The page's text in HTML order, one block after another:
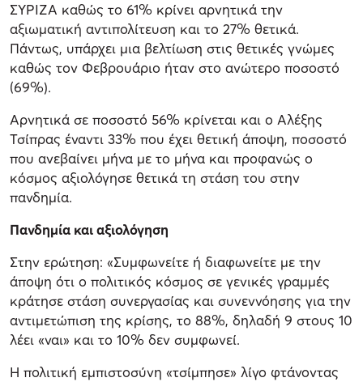
ΣΥΡΙΖΑ καθώς το 61% κρίνει αρνητικά την
αξιωματική αντιπολίτευση και το 27% θετικά.
Πάντως, υπάρχει μια βελτίωση στις θετικές γνώμες
καθώς τον Φεβρουάριο ήταν στο ανώτερο ποσοστό
(69%).
Αρνητικά σε ποσοστό 56% κρίνεται και ο Αλέξης
Τσίπρας έναντι 33% που έχει θετική άποψη, ποσοστό
που ανεβαίνει μήνα με το μήνα και προφανώς ο
κόσμος αξιολόγησε θετικά τη στάση του στην
πανδημία.
Πανδημία και αξιολόγηση
Στην ερώτηση: «Συμφωνείτε ή διαφωνείτε με την
άποψη ότι ο πολιτικός κόσμος σε γενικές γραμμές
κράτησε στάση συνεργασίας και συνεννόησης για την
αντιμετώπιση της κρίσης, το 88%, δηλαδή 9 στους 10
λέει «ναι» και το 10% δεν συμφωνεί.
Η πολιτική εμπιστοσύνη «τσίμπησε» λίγο φτάνοντας